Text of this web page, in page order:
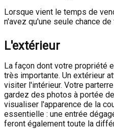
Lorsque vient le temps de
n'avez qu'une seule chance
L'extérieur
La façon dont votre propriété
très importante. Un extérieur
visiter l'intérieur. Votre
gardez des photos à portée
visualiser l'apparence de la
essentielle : une entrée
feront également toute la